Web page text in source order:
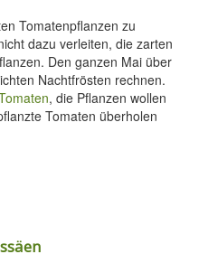
Tomatenpflanzen zu
dazu verleiten, die zarten
Den ganzen Mai über
Nachtfrösten rechnen.
, die Pflanzen wollen
Tomaten überholen